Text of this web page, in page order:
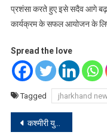
प्रशंसा करते हुए इसे सदैव आगे
कार्यक्रम के सफल आयोजन के लिए
Spread the love
Tagged jharkhand
Post
कश्मीरी युवा आदान प्रदान कार्यक्रम के तृतीय दिवस शैक्षणिक सत्र का शुभारम्भ